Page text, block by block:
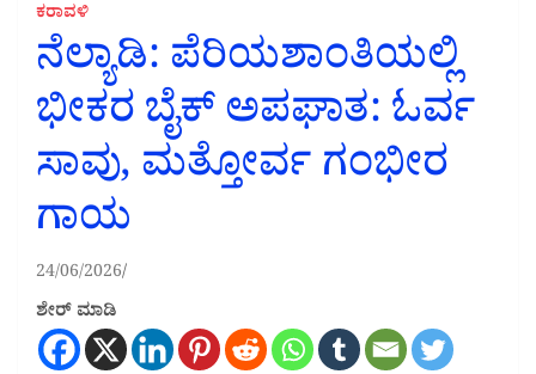
ಕರಾವಳಿ
ನೆಲ್ಯಾಡಿ: ಪೆರಿಯಶಾಂತಿಯಲ್ಲಿ
ಭೀಕರ ಬೈಕ್ ಅಪಘಾತ: ಓರ್ವ
ಸಾವು, ಮತ್ತೋರ್ವ ಗಂಭೀರ
ಗಾಯ
24/06/2026
ಶೇರ್ ಮಾಡಿ